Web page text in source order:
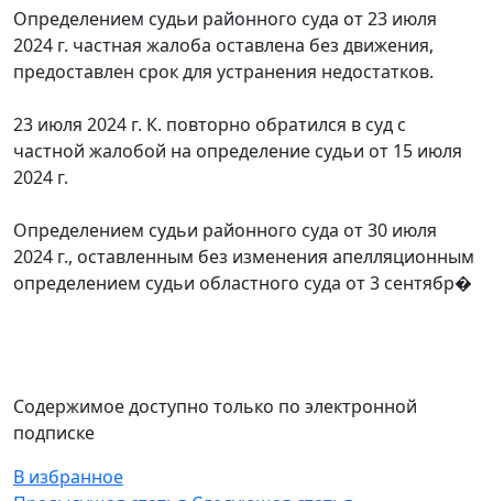
Определением судьи районного суда от 23 июля
2024 г. частная жалоба оставлена без движения,
предоставлен срок для устранения недостатков.
23 июля 2024 г. К. повторно обратился в суд с
частной жалобой на определение судьи от 15 июля
2024 г.
Определением судьи районного суда от 30 июля
2024 г., оставленным без изменения апелляционным
определением судьи областного суда от 3 сентябр�
Содержимое доступно только по электронной
подписке
В избранное